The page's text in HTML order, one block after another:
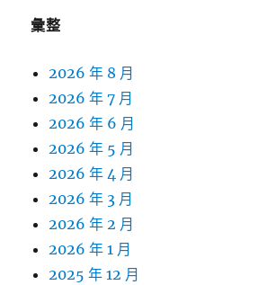
彙整
2026 年 8 月
2026 年 7 月
2026 年 6 月
2026 年 5 月
2026 年 4 月
2026 年 3 月
2026 年 2 月
2026 年 1 月
2025 年 12 月